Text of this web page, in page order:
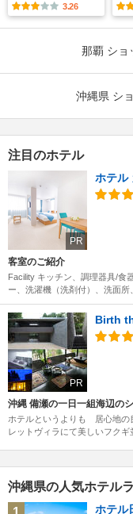
3.26
那覇 ショ
沖縄県 シ
注目のホテル
PR
ホテル
客室のご紹介
Facility キッチン、調理器具/食
ー、洗濯機（洗剤付）、洗面所
PR
Birth
沖縄 備瀬の一日一組海辺の
ホテルというよりも 居心地の
レットヴィラにて美しいフクギ
沖縄県の人気ホテル
ホテル